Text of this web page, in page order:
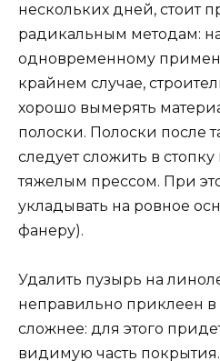
нескольких дней, стоит
радикальным методам:
одновременному
крайнем случае,
хорошо вымерять
полоски. Полоски после
следует сложить в
тяжелым прессом. При
укладывать на ровное
фанеру).
Удалить пузырь на
неправильно приклеен в
сложнее: для этого
видимую часть покрытия.